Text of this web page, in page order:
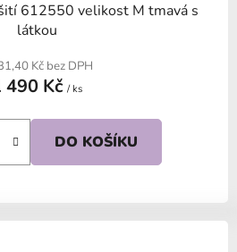
612550 velikost M tmavá s
látkou
Kč bez DPH
490 Kč / ks
DO KOŠÍKU